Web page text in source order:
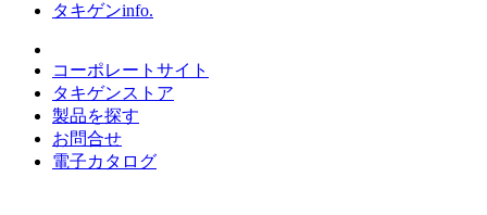
タキゲンinfo.
コーポレートサイト
タキゲンストア
製品を探す
お問合せ
電子カタログ